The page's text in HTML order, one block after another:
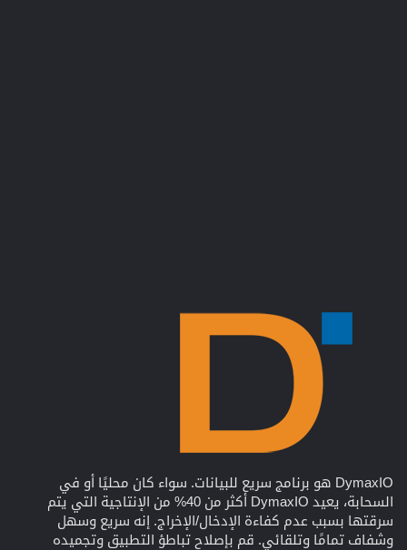
DymaxIO هو برنامج سريع للبيانات. سواء كان محليًا أو في
السحابة، يعيد DymaxIO أكثر من 40% من الإنتاجية التي يتم
سرقتها بسبب عدم كفاءة الإدخال/الإخراج. إنه سريع وسهل
وشفاف تمامًا وتلقائي. قم بإصلاح تباطؤ التطبيق وتجميده